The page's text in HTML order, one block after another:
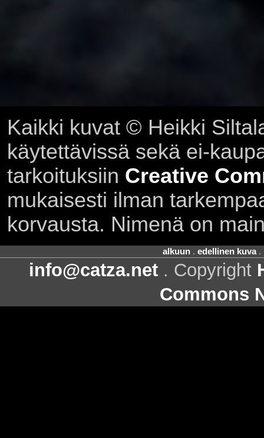
Kaikki kuvat © Heikki
käytettävissä sekä ei-
tarkoituksiin Creative
mukaisesti ilman
korvausta. Nimenä on
alkuun. edellinen kuva.
info@catza.net . Copyright
Commons